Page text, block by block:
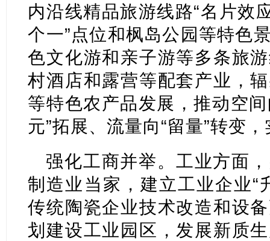
内沿线精品旅游线路“名片效
个一”点位和枫岛公园等特色
色文化游和亲子游等多条旅
村酒店和露营等配套产业，
等特色农产品发展，推动空
元”拓展、流量向“留量”转变
强化工商并举。工业方面
制造业当家，建立工业企业“
传统陶瓷企业技术改造和设
划建设工业园区，发展新质